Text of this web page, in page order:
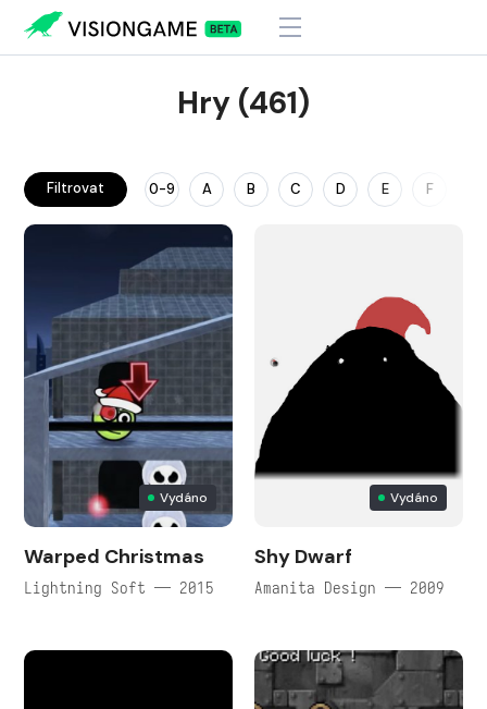
Hry (461)
Filtrovat 0-9 A B C D E F
Vydáno
Warped Christmas
Lightning Soft — 2015
Vydáno
Shy Dwarf
Amanita Design — 2009